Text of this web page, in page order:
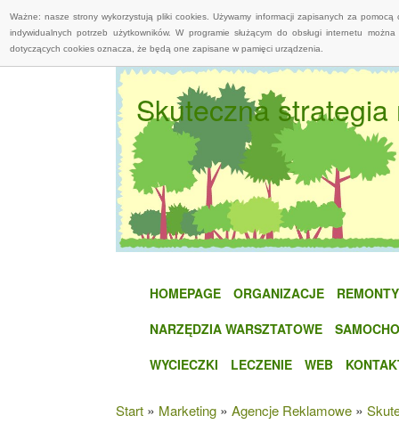
Ważne: nasze strony wykorzystują pliki cookies. Używamy informacji zapisanych za
indywidualnych potrzeb użytkowników. W programie służącym do obsługi internetu
dotyczących cookies oznacza, że będą one zapisane w pamięci urządzenia.
Skuteczna
HOMEPAGE ORGANIZACJE
REMONTY
NARZĘDZIA WARSZTATOWE
WYCIECZKI
LECZENIE WEB
Start » Marketing » Agencje Reklamowe »